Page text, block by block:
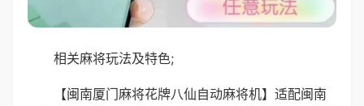
相关麻将玩法及特色;
【闽南厦门麻将花牌八仙自动麻将机】适配闽南